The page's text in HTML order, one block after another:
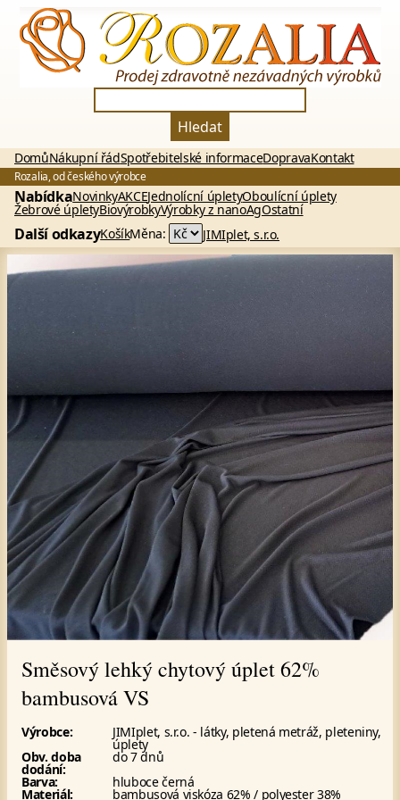
Hledat
DomůNákupní řádSpotřebitelské informaceDopravaKontakt
Rozalia, od českého výrobce
NabídkaNovinkyAKCEJednolícní úpletyOboulícní úplety
Žebrové úpletyBiovýrobkyVýrobky z nanoAgOstatní
Další odkazyKošíkMěna: JIMIplet, s.r.o.
Směsový lehký chytový úplet 62%
bambusová VS
Výrobce: JIMIplet, s.r.o. - látky, pletená metráž, pleteniny,
úplety
Obv. doba
dodání:
do 7 dnů
Barva:
hluboce černá
Materiál: bambusová viskóza 62% / polyester 38%